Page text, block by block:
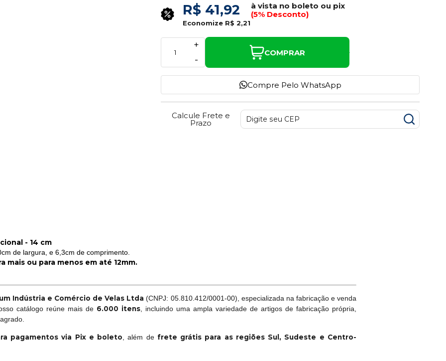
R$ 41,92
à vista no boleto ou pix
(5% Desconto)
Economize R$ 2,21
-
+
COMPRAR
Compre Pelo WhatsApp
Calcule Frete e
Prazo
- 14 cm
de largura, e 6,3cm de comprimento.
mais ou para menos em até 12mm.
Indústria e Comércio de Velas Ltda (CNPJ: 05.810.412/0001-00), especializada na fabricação e venda
catálogo reúne mais de 6.000 itens , incluindo uma ampla variedade de artigos de fabricação própria,
pagamentos via Pix e boleto , além de frete grátis para as regiões Sul, Sudeste e Centro-